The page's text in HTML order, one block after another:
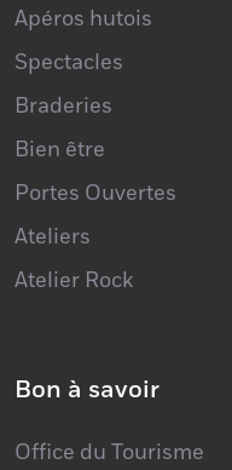
Apéros hutois
Spectacles
Braderies
Bien être
Portes Ouvertes
Ateliers
Atelier Rock
Bon à savoir
Office du Tourisme